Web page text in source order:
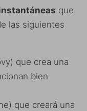
que
las siguientes
que crea una
bien
que creará una